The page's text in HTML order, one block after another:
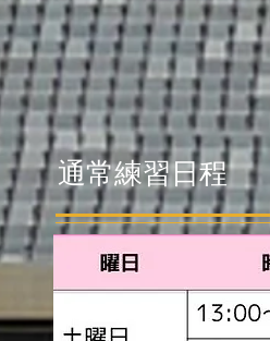
​通常練習日程